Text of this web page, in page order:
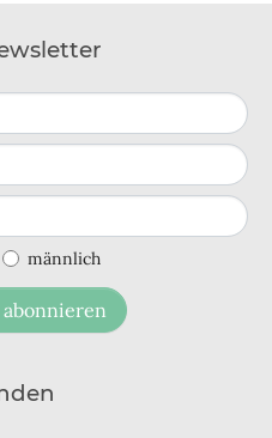
männlich